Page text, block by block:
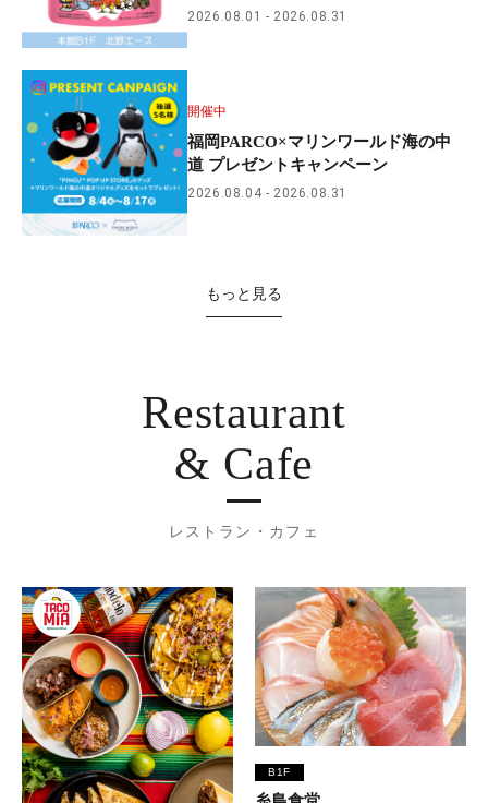
2026.08.01 2026.08.31
開催中
福岡PARCO×マリンワールド海の中
道 プレゼントキャンペーン
2026.08.04 2026.08.31
もっと見る
Restaurant
& Cafe
レストラン・カフェ
B1F